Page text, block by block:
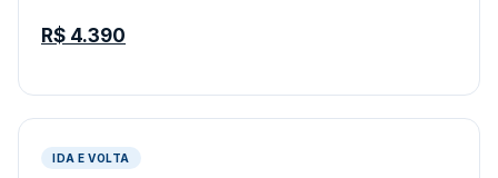
R$ 4.390
IDA E VOLTA